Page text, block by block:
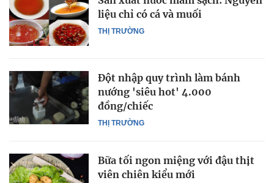
THỊ TRƯỜNG
liệu chỉ có cá và muối
THỊ TRƯỜNG
Đột nhập quy trình làm bánh
nướng 'siêu hot' 4.000
đồng/chiếc
Bữa tối ngon miệng với đậu thịt
viên chiên kiểu mới